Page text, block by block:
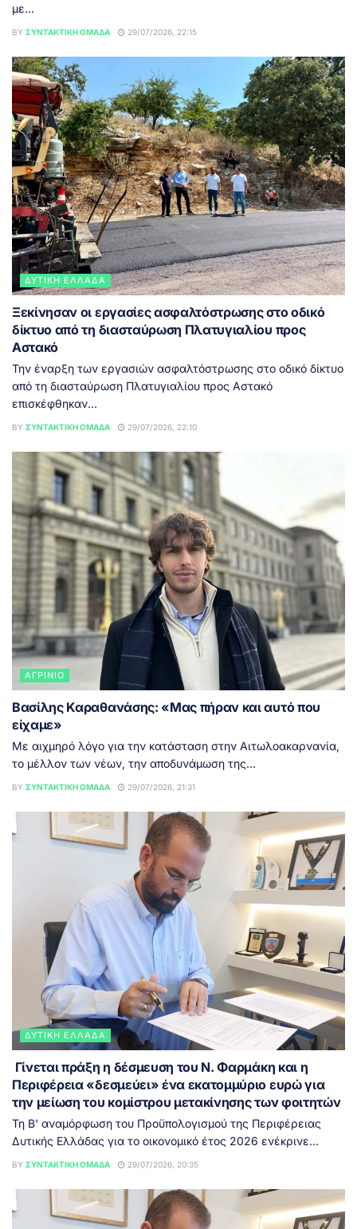
με...
BY ΣΥΝΤΑΚΤΙΚΉ ΟΜΆΔΑ 29/07/2026, 22:15
ΔΥΤΙΚΉ ΕΛΛΆΔΑ
Ξεκίνησαν οι εργασίες ασφαλτόστρωσης στο οδικό
δίκτυο από τη διασταύρωση Πλατυγιαλίου προς
Αστακό
Την έναρξη των εργασιών ασφαλτόστρωσης στο οδικό δίκτυο
από τη διασταύρωση Πλατυγιαλίου προς Αστακό
επισκέφθηκαν...
BY ΣΥΝΤΑΚΤΙΚΉ ΟΜΆΔΑ 29/07/2026, 22:10
ΑΓΡΊΝΙΟ
Βασίλης Καραθανάσης: «Μας πήραν και αυτό που
είχαμε»
Με αιχμηρό λόγο για την κατάσταση στην Αιτωλοακαρνανία,
το μέλλον των νέων, την αποδυνάμωση της...
BY ΣΥΝΤΑΚΤΙΚΉ ΟΜΆΔΑ 29/07/2026, 21:31
ΔΥΤΙΚΉ ΕΛΛΆΔΑ
Γίνεται πράξη η δέσμευση του Ν. Φαρμάκη και η
Περιφέρεια «δεσμεύει» ένα εκατομμύριο ευρώ για
την μείωση του κομίστρου μετακίνησης των φοιτητών
Τη Β' αναμόρφωση του Προϋπολογισμού της Περιφέρειας
Δυτικής Ελλάδας για το οικονομικό έτος 2026 ενέκρινε...
BY ΣΥΝΤΑΚΤΙΚΉ ΟΜΆΔΑ 29/07/2026, 20:35